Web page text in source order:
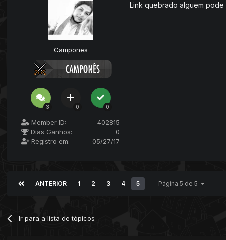
Campones
3 0 0
Member ID:
402815
Dias Ganhos:
0
Registro em:
05/27/17
Link quebrado alguem pode
ANTERIOR 1 2 3 4 5 Página 5 de 5
Ir para a lista de tópicos